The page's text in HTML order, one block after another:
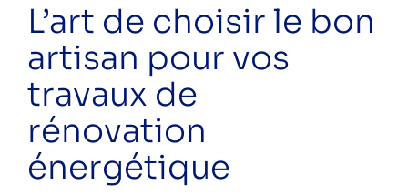
ecoreno'v
energies renouvelables
formation
rénovation
rénovation énergétique
sensibilisation
solaire
écogestes
L’art de choisir le bon
artisan pour vos
travaux de
rénovation
énergétique